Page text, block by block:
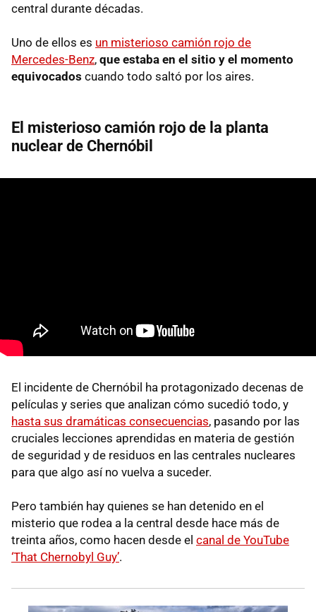
central durante décadas.
Uno de ellos es un misterioso camión rojo de
Mercedes-Benz, que estaba en el sitio y el momento
equivocados cuando todo saltó por los aires.
El misterioso camión rojo de la planta
nuclear de Chernóbil
El incidente de Chernóbil ha protagonizado decenas de
películas y series que analizan cómo sucedió todo, y
hasta sus dramáticas consecuencias, pasando por las
cruciales lecciones aprendidas en materia de gestión
de seguridad y de residuos en las centrales nucleares
para que algo así no vuelva a suceder.
Pero también hay quienes se han detenido en el
misterio que rodea a la central desde hace más de
treinta años, como hacen desde el canal de YouTube
‘That Chernobyl Guy’.